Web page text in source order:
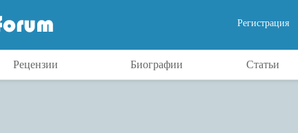
Регистрация
Рецензии Биографии Статьи